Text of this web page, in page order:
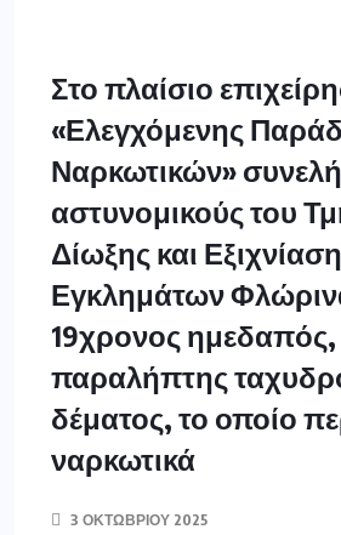
Στο πλαίσιο
«Ελεγχόμενης
Ναρκωτικών»
αστυνομικούς του
Δίωξης και
Εγκλημάτων
19χρονος ημεδαπός,
παραλήπτης
δέματος, το οποίο
ναρκωτικά
3 ΟΚΤΩΒΡΊΟΥ 2025